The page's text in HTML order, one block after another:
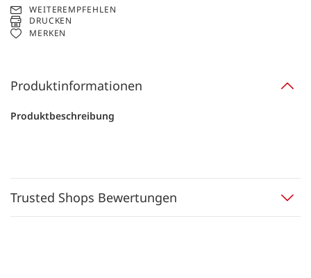
WEITEREMPFEHLEN
DRUCKEN
MERKEN
Produktinformationen
Produktbeschreibung
Trusted Shops Bewertungen